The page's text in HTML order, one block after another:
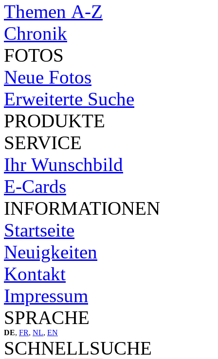
Themen A-Z
Chronik
FOTOS
Neue Fotos
Erweiterte Suche
PRODUKTE
SERVICE
Ihr Wunschbild
E-Cards
INFORMATIONEN
Startseite
Neuigkeiten
Kontakt
Impressum
SPRACHE
DE, FR, NL, EN
SCHNELLSUCHE